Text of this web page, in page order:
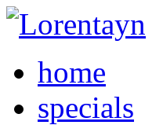
home
specials